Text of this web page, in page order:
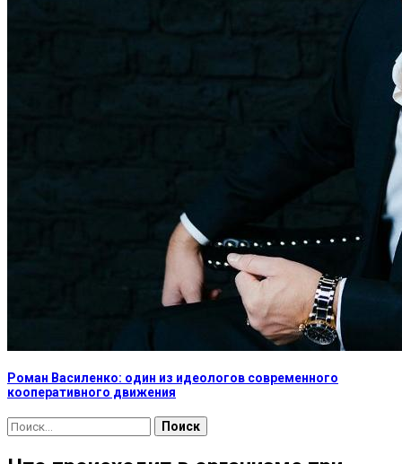
Роман Василенко: один из идеологов современного
кооперативного движения
Найти: